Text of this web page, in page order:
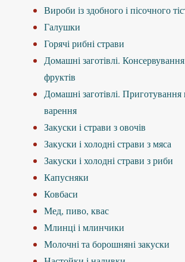
Вироби із здобного і пісочного
Галушки
Горячі рибні страви
Домашні заготівлі. Консервування
фруктів
Домашні заготівлі. Приготування
варення
Закуски і страви з овочів
Закуски і холодні страви з мяса
Закуски і холодні страви з риби
Капусняки
Ковбаси
Мед, пиво, квас
Млинці і млинчики
Молочні та борошняні закуски